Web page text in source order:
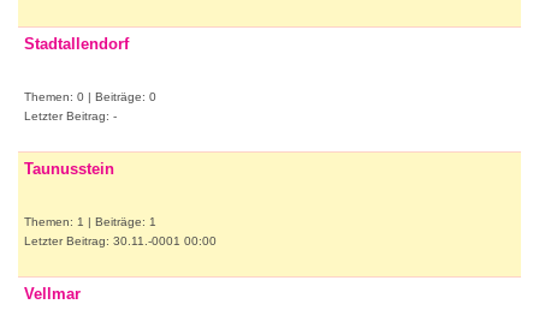
Stadtallendorf
Themen: 0 | Beiträge: 0
Letzter Beitrag: -
Taunusstein
Themen: 1 | Beiträge: 1
Letzter Beitrag: 30.11.-0001 00:00
Vellmar